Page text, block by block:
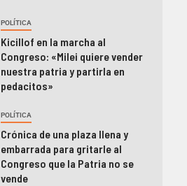
POLÍTICA
Kicillof en la marcha al
Congreso: «Milei quiere vender
nuestra patria y partirla en
pedacitos»
POLÍTICA
Crónica de una plaza llena y
embarrada para gritarle al
Congreso que la Patria no se
vende